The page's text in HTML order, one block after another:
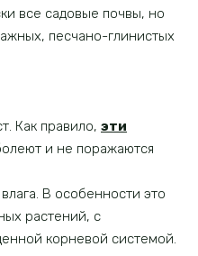
все садовые почвы, но
песчано-глинистых
Как правило, эти
и не поражаются
В особенности это
растений, с
корневой системой.